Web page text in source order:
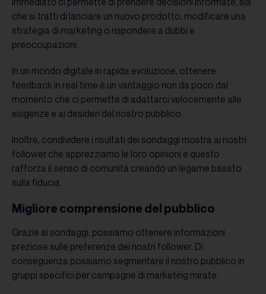
che si tratti di lanciare un nuovo prodotto, modificare una
strategia di marketing o rispondere a dubbi e
preoccupazioni.
In un mondo digitale in rapida evoluzione, ottenere
feedback in real time è un vantaggio non da poco dal
momento che ci permette di adattarci velocemente alle
esigenze e ai desideri del nostro pubblico.
Inoltre, condividere i risultati dei sondaggi mostra ai nostri
follower che apprezziamo le loro opinioni e questo
rafforza il senso di comunità creando un legame basato
sulla fiducia.
Migliore comprensione del pubblico
Grazie ai sondaggi, possiamo ottenere informazioni
preziose sulle preferenze dei nostri follower. Di
conseguenza possiamo segmentare il nostro pubblico in
gruppi specifici per campagne di marketing mirate.